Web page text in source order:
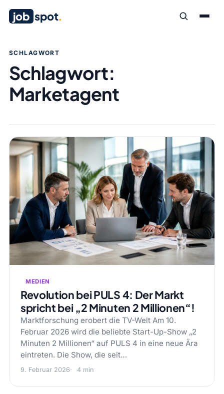
job spot.
SCHLAGWORT
Schlagwort:
Marketagent
MEDIEN
Revolution bei PULS 4: Der Markt
spricht bei „2 Minuten 2 Millionen“!
Marktforschung erobert die TV-Welt Am 10.
Februar 2026 wird die beliebte Start-Up-Show „2
Minuten 2 Millionen“ auf PULS 4 in eine neue Ära
eintreten. Die Show, die seit…
9. Februar 2026 4 min